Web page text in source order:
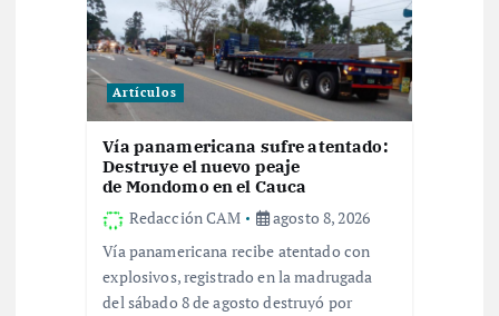
Artículos
Vía panamericana sufre atentado:
Destruye el nuevo peaje
de Mondomo en el Cauca
Redacción CAM
agosto 8, 2026
Vía panamericana recibe atentado con
explosivos, registrado en la madrugada
del sábado 8 de agosto destruyó por